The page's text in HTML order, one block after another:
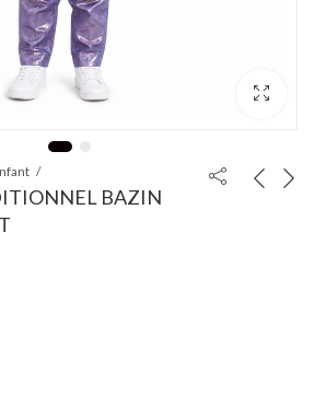
BAZIN
BAZIN BROCARD VIOLET quantity